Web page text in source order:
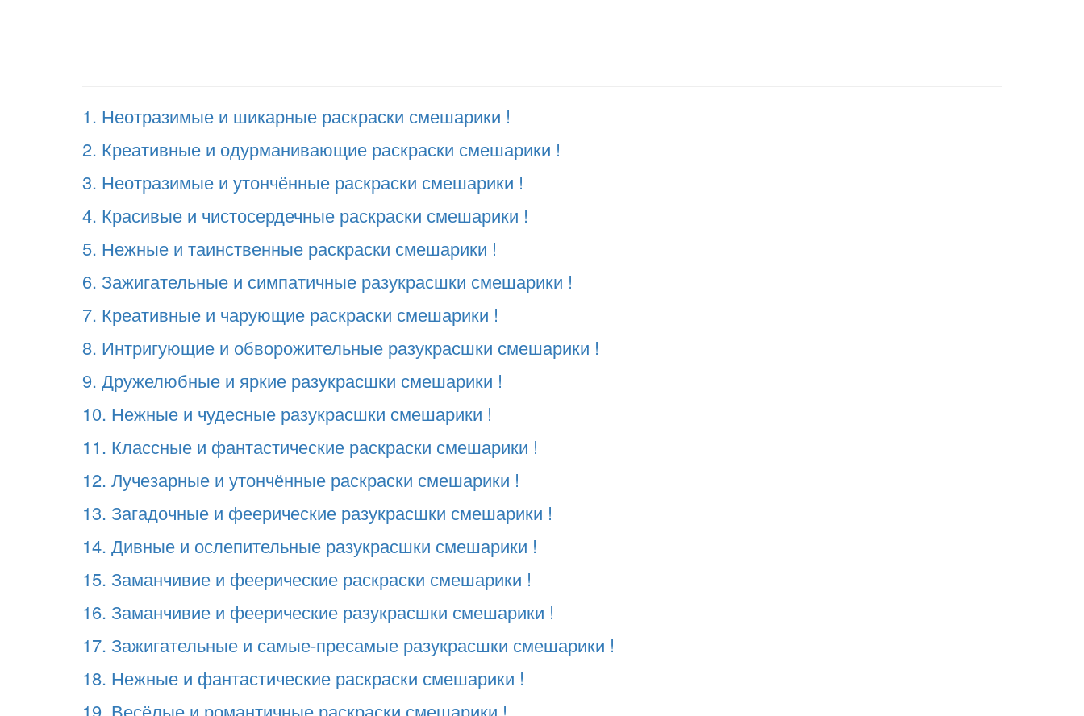
1. Неотразимые и шикарные раскраски смешарики !
2. Креативные и одурманивающие раскраски смешарики !
3. Неотразимые и утончённые раскраски смешарики !
4. Красивые и чистосердечные раскраски смешарики !
5. Нежные и таинственные раскраски смешарики !
6. Зажигательные и симпатичные разукрасшки смешарики !
7. Креативные и чарующие раскраски смешарики !
8. Интригующие и обворожительные разукрасшки смешарики !
9. Дружелюбные и яркие разукрасшки смешарики !
10. Нежные и чудесные разукрасшки смешарики !
11. Классные и фантастические раскраски смешарики !
12. Лучезарные и утончённые раскраски смешарики !
13. Загадочные и феерические разукрасшки смешарики !
14. Дивные и ослепительные разукрасшки смешарики !
15. Заманчивие и феерические раскраски смешарики !
16. Заманчивие и феерические разукрасшки смешарики !
17. Зажигательные и самые-пресамые разукрасшки смешарики !
18. Нежные и фантастические раскраски смешарики !
19. Весёлые и романтичные раскраски смешарики !